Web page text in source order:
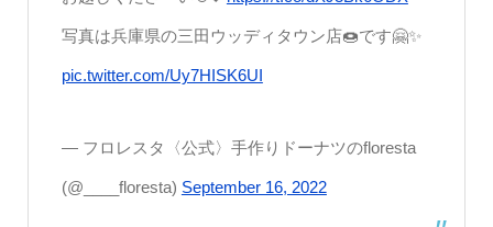
写真は兵庫県の三田ウッディタウン店🍩です🤗✨
pic.twitter.com/Uy7HISK6UI
— フロレスタ〈公式〉手作りドーナツのfloresta
(@____floresta) September 16, 2022